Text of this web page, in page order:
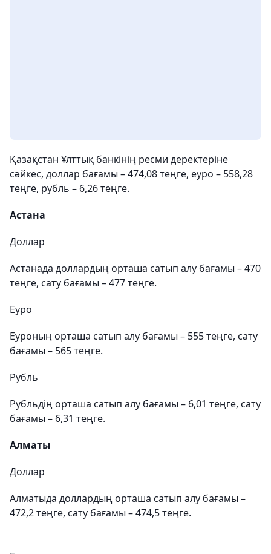
Қазақстан Ұлттық банкінің ресми деректеріне
сәйкес, доллар бағамы – 474,08 теңге, еуро – 558,28
теңге, рубль – 6,26 теңге.
Астана
Доллар
Астанада доллардың орташа сатып алу бағамы – 470
теңге, сату бағамы – 477 теңге.
Еуро
Еуроның орташа сатып алу бағамы – 555 теңге, сату
бағамы – 565 теңге.
Рубль
Рубльдің орташа сатып алу бағамы – 6,01 теңге, сату
бағамы – 6,31 теңге.
Алматы
Доллар
Алматыда доллардың орташа сатып алу бағамы –
472,2 теңге, сату бағамы – 474,5 теңге.